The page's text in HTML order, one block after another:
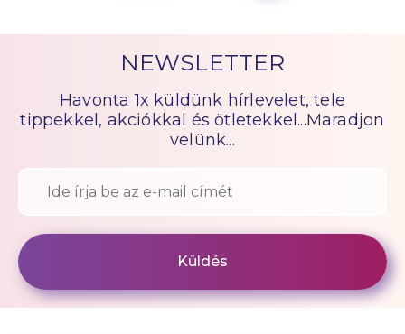
NEWSLETTER
Havonta 1x küldünk hírlevelet, tele
tippekkel, akciókkal és ötletekkel...Maradjon
velünk...